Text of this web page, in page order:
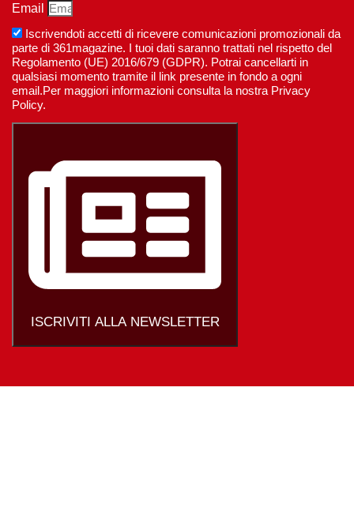
Email
Iscrivendoti accetti di ricevere comunicazioni promozionali da
parte di 361magazine. I tuoi dati saranno trattati nel rispetto del
Regolamento (UE) 2016/679 (GDPR). Potrai cancellarti in
qualsiasi momento tramite il link presente in fondo a ogni
email.Per maggiori informazioni consulta la nostra Privacy
Policy.
ISCRIVITI ALLA NEWSLETTER